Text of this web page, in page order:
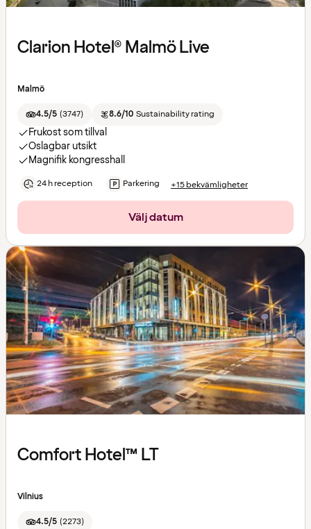
Clarion Hotel® Malmö Live
Malmö
4.5/5 (3747) 8.6/10 Sustainability rating
Frukost som tillval
Oslagbar utsikt
Magnifik kongresshall
24 h reception Parkering +15 bekvämligheter
Välj datum
Comfort Hotel™ LT
Vilnius
4.5/5 (2273)